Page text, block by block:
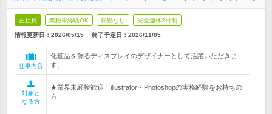
正社員 業種未経験OK 転勤なし 完全週休2日制
情報更新日：2026/05/15 終了予定日： 2026/11/05
仕事内容
化粧品を飾るディスプレイのデザイナーとして活躍いただきま
す。
対象と
なる方
★業界未経験歓迎！illustrator・Photoshopの実務経験をお持ちの
方